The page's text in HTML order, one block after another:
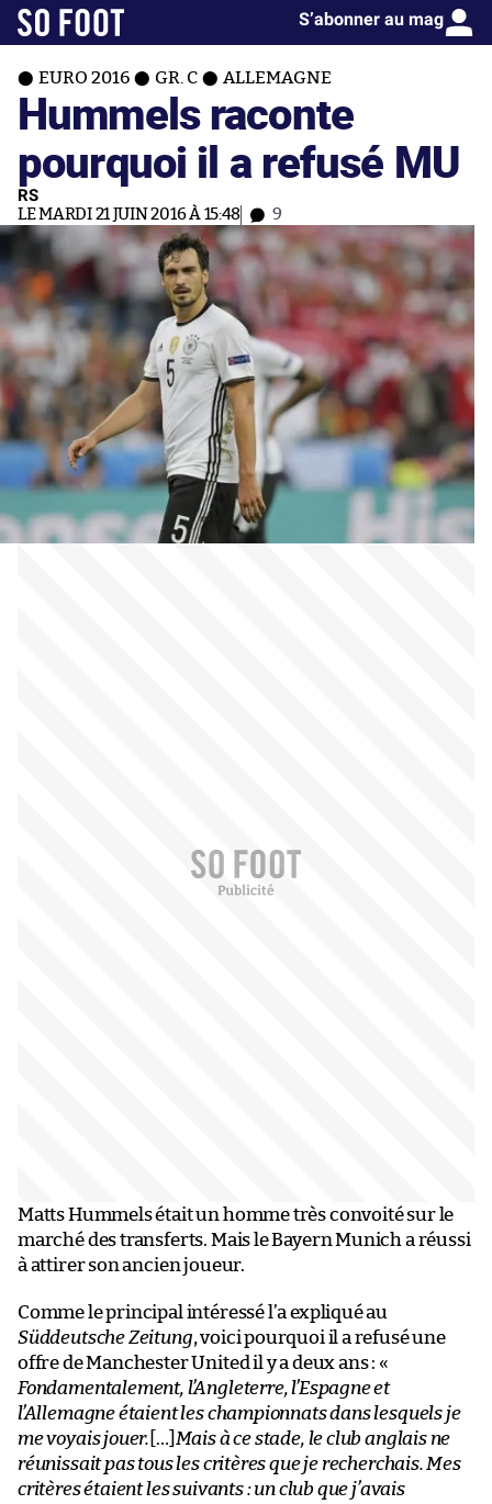
S’abonner au mag
EURO 2016 GR. C ALLEMAGNE
Hummels raconte
pourquoi il a refusé MU
RS
LE MARDI 21 JUIN 2016 À 15:48 9
Matts Hummels était un homme très convoité sur le
marché des transferts. Mais le Bayern Munich a réussi
à attirer son ancien joueur.
Comme le principal intéressé l’a expliqué au
Süddeutsche Zeitung, voici pourquoi il a refusé une
offre de Manchester United il y a deux ans : «
Fondamentalement, l’Angleterre, l’Espagne et
l’Allemagne étaient les championnats dans lesquels je
me voyais jouer. […] Mais à ce stade, le club anglais ne
réunissait pas tous les critères que je recherchais. Mes
critères étaient les suivants : un club que j’avais